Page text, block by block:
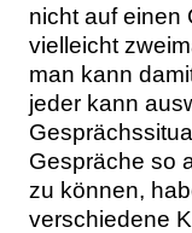
nicht auf einen
vielleicht
man kann
jeder kann
Gespräche so
zu können,
verschiedene